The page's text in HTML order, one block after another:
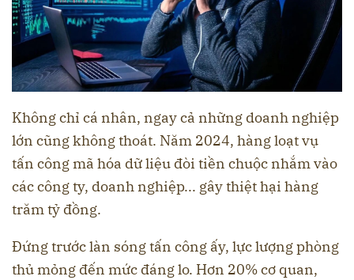
Không chỉ cá nhân, ngay cả những doanh nghiệp
lớn cũng không thoát. Năm 2024, hàng loạt vụ
tấn công mã hóa dữ liệu đòi tiền chuộc nhắm vào
các công ty, doanh nghiệp... gây thiệt hại hàng
trăm tỷ đồng.
Đứng trước làn sóng tấn công ấy, lực lượng phòng
thủ mỏng đến mức đáng lo. Hơn 20% cơ quan,